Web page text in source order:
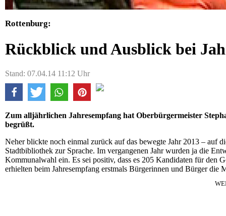
Rottenburg:
Rückblick und Ausblick bei
Stand: 07.04.14 11:12 Uhr
Zum alljährlichen Jahresempfang hat Oberbürgermeister
begrüßt.
Neher blickte noch einmal zurück auf das bewegte Jahr 2013 – auf
Stadtbibliothek zur Sprache. Im vergangenen Jahr wurden ja die
Kommunalwahl ein. Es sei positiv, dass es 205 Kandidaten für den
erhielten beim Jahresempfang erstmals Bürgerinnen und Bürger die